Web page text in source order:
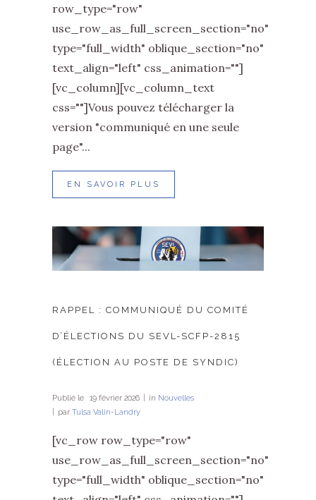
row_type="row"
use_row_as_full_screen_section="no"
type="full_width" oblique_section="no"
text_align="left" css_animation=""]
[vc_column][vc_column_text
css=""]Vous pouvez télécharger la
version "communiqué en une seule
page"...
EN SAVOIR PLUS
RAPPEL : COMMUNIQUÉ DU COMITÉ
D’ÉLECTIONS DU SEVL-SCFP-2815
(ÉLECTION AU POSTE DE SYNDIC)
Publié le 19 février 2026 in Nouvelles
par Tulsa Valin-Landry
[vc_row row_type="row"
use_row_as_full_screen_section="no"
type="full_width" oblique_section="no"